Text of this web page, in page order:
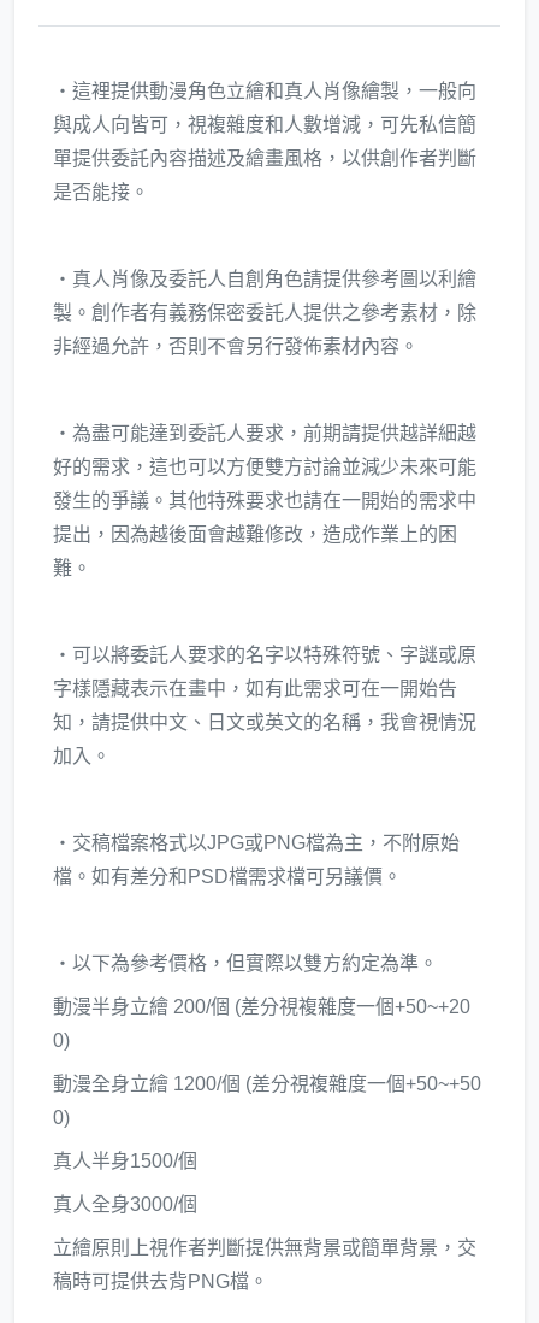
‧這裡提供動漫角色立繪和真人肖像繪製，一般向
與成人向皆可，視複雜度和人數增減，可先私信簡
單提供委託內容描述及繪畫風格，以供創作者判斷
是否能接。
‧真人肖像及委託人自創角色請提供參考圖以利繪
製。創作者有義務保密委託人提供之參考素材，除
非經過允許，否則不會另行發佈素材內容。
‧為盡可能達到委託人要求，前期請提供越詳細越
好的需求，這也可以方便雙方討論並減少未來可能
發生的爭議。其他特殊要求也請在一開始的需求中
提出，因為越後面會越難修改，造成作業上的困
難。
‧可以將委託人要求的名字以特殊符號、字謎或原
字樣隱藏表示在畫中，如有此需求可在一開始告
知，請提供中文、日文或英文的名稱，我會視情況
加入。
‧交稿檔案格式以JPG或PNG檔為主，不附原始
檔。如有差分和PSD檔需求檔可另議價。
‧以下為參考價格，但實際以雙方約定為準。
動漫半身立繪 200/個 (差分視複雜度一個+50~+20
0)
動漫全身立繪 1200/個 (差分視複雜度一個+50~+50
0)
真人半身1500/個
真人全身3000/個
立繪原則上視作者判斷提供無背景或簡單背景，交
稿時可提供去背PNG檔。